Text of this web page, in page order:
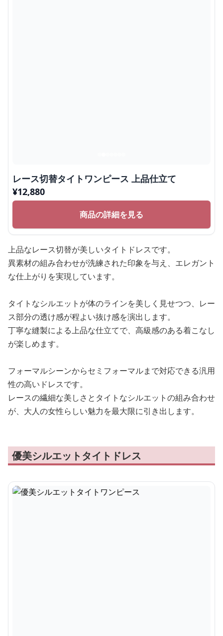
レース切替タイトワンピース 上品仕立て
¥12,880
商品の詳細を見る
上品なレース切替が美しいタイトドレスです。
異素材の組み合わせが洗練された印象を与え、エレガント
な仕上がりを実現しています。
タイトなシルエットが体のラインを美しく見せつつ、レー
ス部分の透け感が程よい抜け感を演出します。
丁寧な縫製による上品な仕立てで、高級感のある着こなし
が楽しめます。
フォーマルシーンからセミフォーマルまで対応できる汎用
性の高いドレスです。
レースの繊細な美しさとタイトなシルエットの組み合わせ
が、大人の女性らしい魅力を最大限に引き出します。
優美シルエットタイトドレス